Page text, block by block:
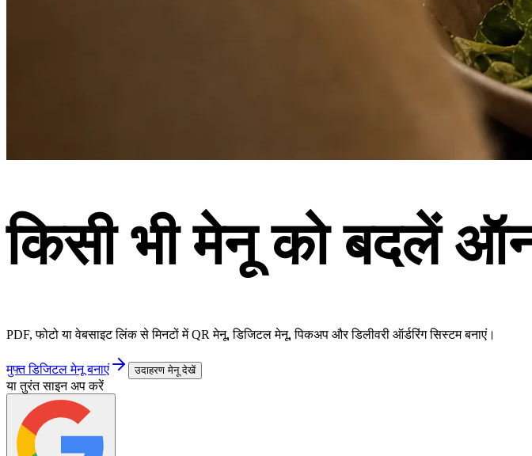
किसी भी मेनू को बदलें
PDF, फोटो या वेबसाइट लिंक से मिनटों में QR मेनू, डिजिटल मेनू, पिकअप और डिलीवरी ऑर्डरिंग सिस्टम बनाएं।
मुफ्त डिजिटल मेनू बनाएं उदाहरण मेनू देखें
या तुरंत साइन अप करें